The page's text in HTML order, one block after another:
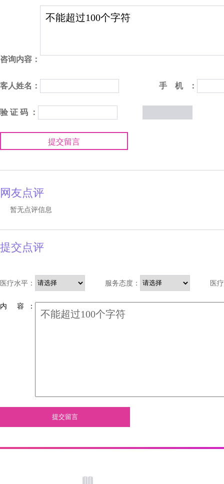
咨询内容：
客人姓名： 手 机 ：
验 证 码 ：
提交留言
网友点评
暂无点评信息
提交点评
医疗水平： 服务态度： 医
内 容 ：
提交留言